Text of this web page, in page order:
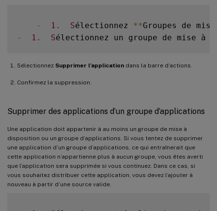
- 1. Sélectionnez **Groupes de
-
1. Sélectionnez un groupe de mise à
Sélectionnez Supprimer l’application dans la barre d’actions.
Confirmez la suppression.
Supprimer des applications d’un groupe d’applications
Une application doit appartenir à au moins un groupe de mise à
disposition ou un groupe d’applications. Si vous tentez de supprimer
une application d’un groupe d’applications, ce qui entraînerait que
cette application n’appartienne plus à aucun groupe, vous êtes averti
que l’application sera supprimée si vous continuez. Dans ce cas, si
vous souhaitez distribuer cette application, vous devez l’ajouter à
nouveau à partir d’une source valide.